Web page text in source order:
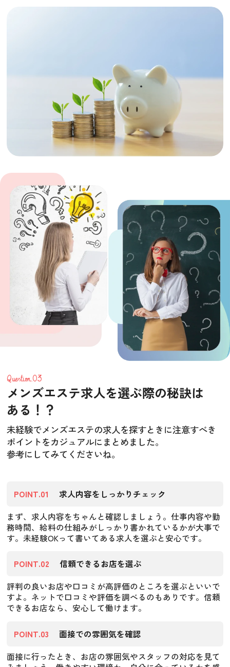
Question.03
メンズエステ求人を選ぶ際の秘訣は
ある！？
未経験でメンズエステの求人を探すときに注意すべき
ポイントをカジュアルにまとめました。
参考にしてみてくださいね。
POINT.01
求人内容をしっかりチェック
まず、求人内容をちゃんと確認しましょう。仕事内容や勤
務時間、給料の仕組みがしっかり書かれているかが大事で
す。未経験OKって書いてある求人を選ぶと安心です。
POINT.02
信頼できるお店を選ぶ
評判の良いお店や口コミが高評価のところを選ぶといいで
すよ。ネットで口コミや評価を調べるのもありです。信頼
できるお店なら、安心して働けます。
POINT.03
面接での雰囲気を確認
面接に行ったとき、お店の雰囲気やスタッフの対応を見て